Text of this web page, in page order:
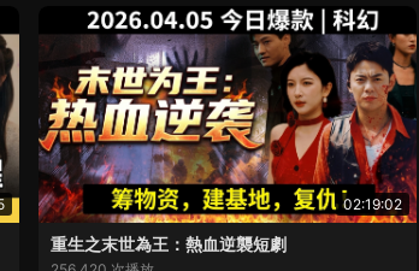
02:19:02
重生之末世為王：熱血逆襲短劇